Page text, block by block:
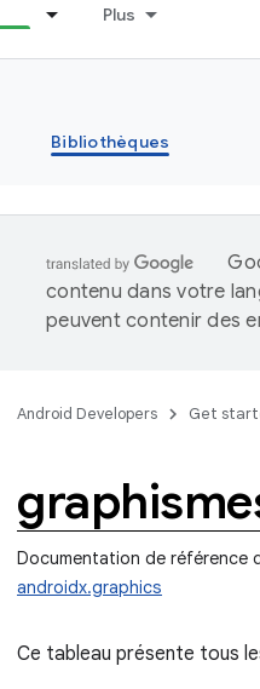
Plus
Bibliothèques
contenu dans votre
peuvent contenir des
Android Developers Get
Documentation de référence
androidx.graphics
Ce tableau présente tous